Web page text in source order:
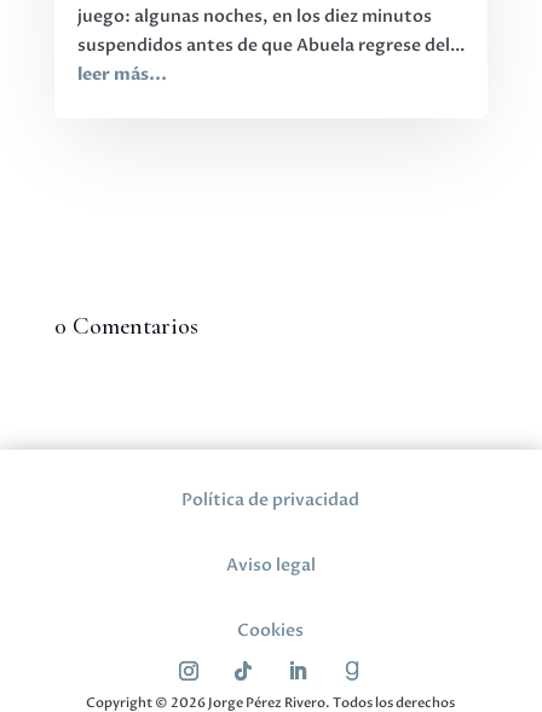
juego: algunas noches, en los diez minutos
suspendidos antes de que Abuela regrese del...
leer más...
0 Comentarios
Política de privacidad
Aviso legal
Cookies
Copyright © 2026 Jorge Pérez Rivero. Todos los derechos